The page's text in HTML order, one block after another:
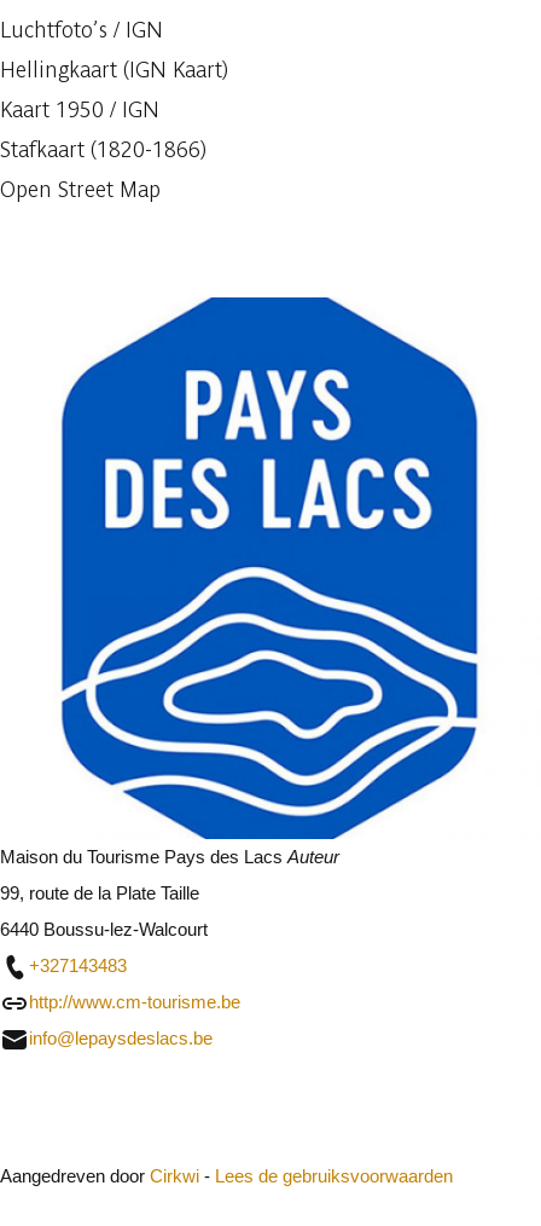
Luchtfoto’s / IGN
Hellingkaart (IGN Kaart)
Kaart 1950 / IGN
Stafkaart (1820-1866)
Open Street Map
Maison du Tourisme Pays des Lacs Auteur
99, route de la Plate Taille
6440 Boussu-lez-Walcourt
+327143483
http://www.cm-tourisme.be
info@lepaysdeslacs.be
Aangedreven door Cirkwi - Lees de gebruiksvoorwaarden